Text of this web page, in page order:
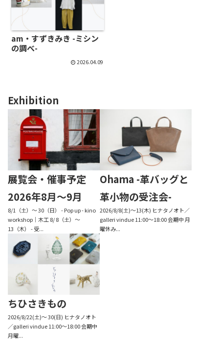
am・すずきみき -ミシン
の調べ-
2026.04.09
Exhibition
展覧会・催事予定
2026年8月〜9月
8/1（土）〜 30（日） - Pop up - kino
workshop｜木工 8/ 8（土）〜
13（木） - 受...
Ohama -革バッグと
革小物の受注会-
2026/8/8(土)〜13(木) ヒナタノオト／
galleri vindue 11:00～18:00 会期中 月
曜休み...
ちひさきもの
2026/8/22(土)〜 30(日) ヒナタノオト
／galleri vindue 11:00～18:00 会期中
月曜...